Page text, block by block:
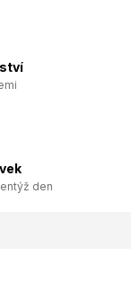
den